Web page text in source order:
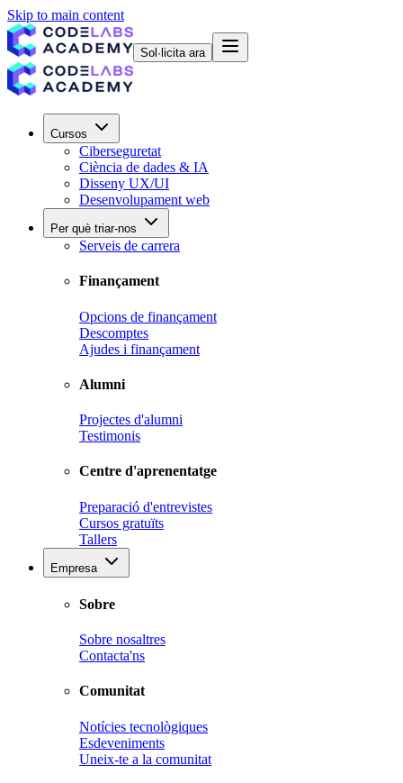
Skip to main content
Sol·licita ara
Cursos
Ciberseguretat
Ciència de dades & IA
Disseny UX/UI
Desenvolupament web
Per què triar-nos
Serveis de carrera
Finançament
Opcions de finançament
Descomptes
Ajudes i finançament
Alumni
Projectes d'alumni
Testimonis
Centre d'aprenentatge
Preparació d'entrevistes
Cursos gratuïts
Tallers
Empresa
Sobre
Sobre nosaltres
Contacta'ns
Comunitat
Notícies tecnològiques
Esdeveniments
Uneix-te a la comunitat